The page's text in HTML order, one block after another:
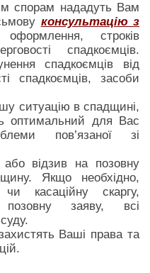
спорам нададуть Вам
консультацію з
строків
спадкоємців.
спадкоємців від
спадкоємців, засоби
ситуацію в спадщині,
оптимальний для Вас
пов’язаної зі
або відзив на позовну
Якщо необхідно,
касаційну скаргу,
позовну заяву, всі
Ваші права та